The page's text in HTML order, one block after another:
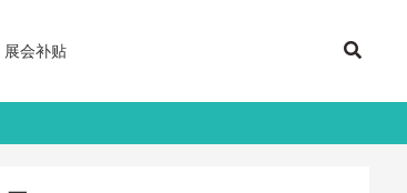
展会补贴